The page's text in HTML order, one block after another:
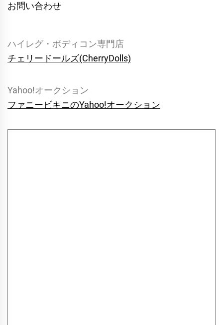
お問い合わせ
ハイレグ・ボディコン専門店
チェリードールズ(CherryDolls)
Yahoo!オークション
ファニービキニのYahoo!オークション